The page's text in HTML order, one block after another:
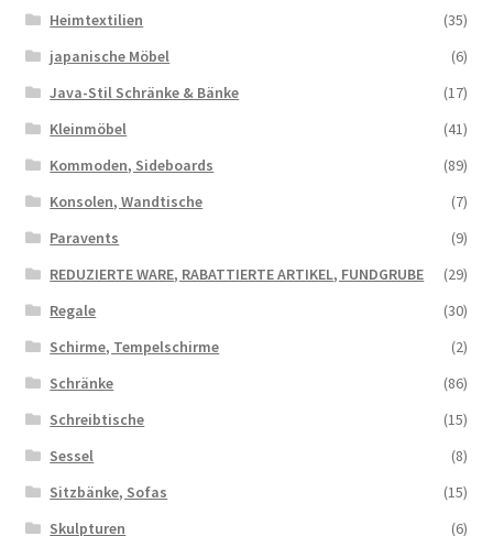
Heimtextilien
(35)
japanische Möbel
(6)
Java-Stil Schränke & Bänke
(17)
Kleinmöbel
(41)
Kommoden, Sideboards
(89)
Konsolen, Wandtische
(7)
Paravents
(9)
REDUZIERTE WARE, RABATTIERTE ARTIKEL, FUNDGRUBE
(29)
Regale
(30)
Schirme, Tempelschirme
(2)
Schränke
(86)
Schreibtische
(15)
Sessel
(8)
Sitzbänke, Sofas
(15)
Skulpturen
(6)